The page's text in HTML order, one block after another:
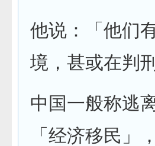
他说：「他们
境，甚或在判
中国一般称逃
「经济移民」